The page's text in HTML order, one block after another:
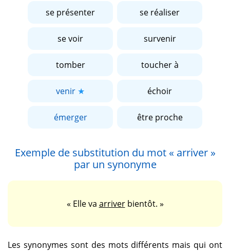
se présenter se réaliser
se voir survenir
tomber toucher à
venir échoir
émerger être proche
Exemple de substitution du mot « arriver »
par un synonyme
« Elle va arriverbientôt. »
Les synonymes sont des mots différents mais qui ont